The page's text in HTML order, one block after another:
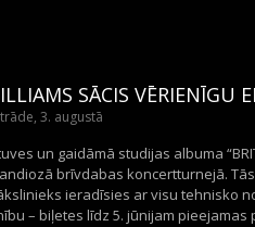
SĀCIS VĒRIENĪGU
3. augustā
un gaidāmā studijas albuma
brīvdabas koncertturnejā.
ieradīsies ar visu tehnisko
– biļetes līdz 5. jūnijam pieejamas